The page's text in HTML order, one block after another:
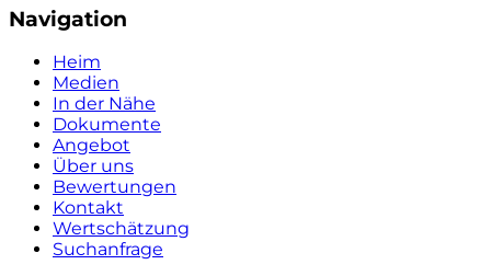
Navigation
Heim
Medien
In der Nähe
Dokumente
Angebot
Über uns
Bewertungen
Kontakt
Wertschätzung
Suchanfrage